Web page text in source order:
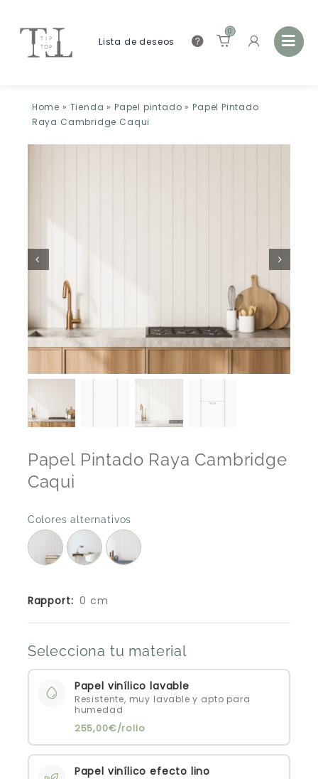
Lista de deseos
0
Home » Tienda » Papel pintado »Papel Pintado
Raya Cambridge Caqui
Papel Pintado Raya Cambridge
Caqui
Colores alternativos
Rapport: 0 cm
Selecciona tu material
Papel vinílico lavable
Resistente, muy lavable y apto para
humedad
255,00€/rollo
Papel vinílico efecto lino